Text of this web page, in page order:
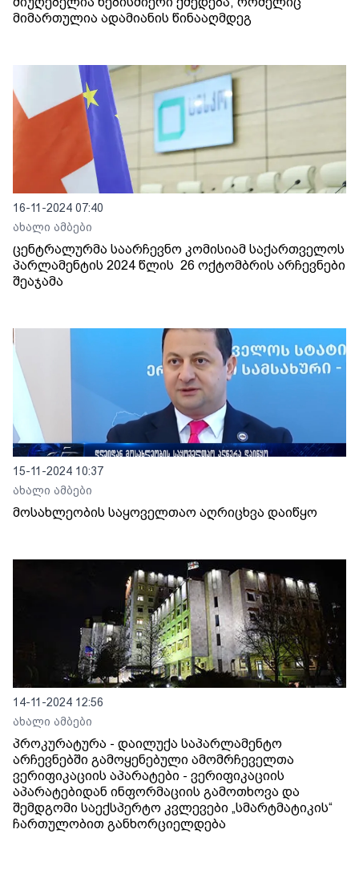
მიმართულია ადამიანის წინააღმდეგ
16-11-2024 07:40
ახალი ამბები
ცენტრალურმა საარჩევნო კომისიამ საქართველოს
პარლამენტის 2024 წლის 26 ოქტომბრის არჩევნები
შეაჯამა
15-11-2024 10:37
ახალი ამბები
მოსახლეობის საყოველთაო აღრიცხვა დაიწყო
14-11-2024 12:56
ახალი ამბები
პროკურატურა - დაილუქა საპარლამენტო
არჩევნებში გამოყენებული ამომრჩეველთა
ვერიფიკაციის აპარატები - ვერიფიკაციის
აპარატებიდან ინფორმაციის გამოთხოვა და
შემდგომი საექსპერტო კვლევები „სმარტმატიკის“
ჩართულობით განხორციელდება